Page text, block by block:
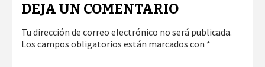
DEJA UN COMENTARIO
Tu dirección de correo electrónico no será publicada.
Los campos obligatorios están marcados con *